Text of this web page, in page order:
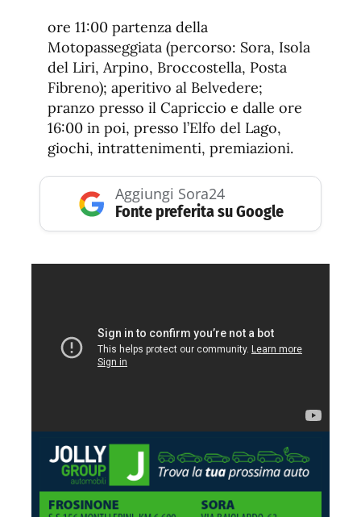
ore 11:00 partenza della
Motopasseggiata (percorso: Sora, Isola
del Liri, Arpino, Broccostella, Posta
Fibreno); aperitivo al Belvedere;
pranzo presso il Capriccio e dalle ore
16:00 in poi, presso l’Elfo del Lago,
giochi, intrattenimenti, premiazioni.
Aggiungi Sora24
Fonte preferita su Google